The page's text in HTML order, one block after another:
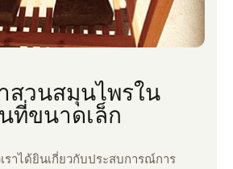
สวนสมุนไพรใน
ที่ขนาดเล็ก
ราได้ยินเกี่ยวกับประสบการณ์การ